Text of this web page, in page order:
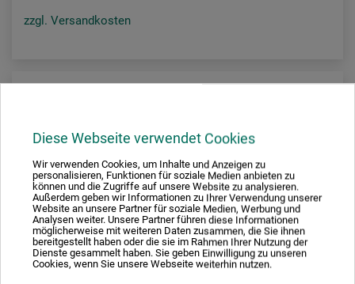
Diese Webseite verwendet Cookies
Wir verwenden Cookies, um Inhalte und Anzeigen zu
personalisieren, Funktionen für soziale Medien anbieten zu
können und die Zugriffe auf unsere Website zu analysieren.
Außerdem geben wir Informationen zu Ihrer Verwendung unserer
Website an unsere Partner für soziale Medien, Werbung und
Analysen weiter. Unsere Partner führen diese Informationen
möglicherweise mit weiteren Daten zusammen, die Sie ihnen
bereitgestellt haben oder die sie im Rahmen Ihrer Nutzung der
Dienste gesammelt haben. Sie geben Einwilligung zu unseren
Cookies, wenn Sie unsere Webseite weiterhin nutzen.
zzgl. Versandkosten